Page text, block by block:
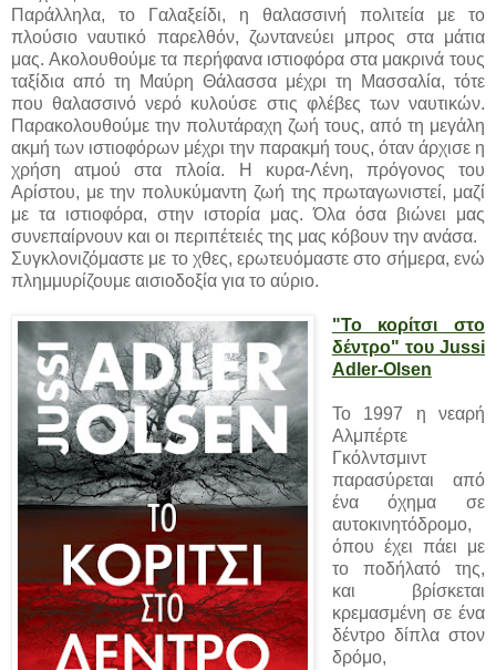
Παράλληλα, το Γαλαξείδι, η θαλασσινή πολιτεία με το
πλούσιο ναυτικό παρελθόν, ζωντανεύει μπρος στα μάτια
μας. Ακολουθούμε τα περήφανα ιστιοφόρα στα μακρινά τους
ταξίδια από τη Μαύρη Θάλασσα μέχρι τη Μασσαλία, τότε
που θαλασσινό νερό κυλούσε στις φλέβες των ναυτικών.
Παρακολουθούμε την πολυτάραχη ζωή τους, από τη μεγάλη
ακμή των ιστιοφόρων μέχρι την παρακμή τους, όταν άρχισε η
χρήση ατμού στα πλοία. Η κυρα-Λένη, πρόγονος του
Αρίστου, με την πολυκύμαντη ζωή της πρωταγωνιστεί, μαζί
με τα ιστιοφόρα, στην ιστορία μας. Όλα όσα βιώνει μας
συνεπαίρνουν και οι περιπέτειές της μας κόβουν την ανάσα.
Συγκλονιζόμαστε με το χθες, ερωτευόμαστε στο σήμερα, ενώ
πλημμυρίζουμε αισιοδοξία για το αύριο.
"Το κορίτσι στο
δέντρο" του Jussi
Adler-Olsen
Το 1997 η νεαρή
Αλμπέρτε
Γκόλντσμιντ
παρασύρεται από
ένα όχημα σε
αυτοκινητόδρομο,
όπου έχει πάει με
το ποδήλατό της,
και βρίσκεται
κρεμασμένη σε ένα
δέντρο δίπλα στον
δρόμο,